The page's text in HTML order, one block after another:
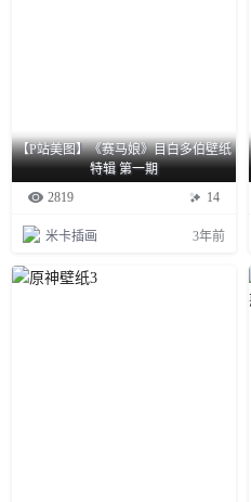
【P站美图】《赛马娘》目白多伯壁纸
特辑 第一期
2819
14
米卡插画 3年前